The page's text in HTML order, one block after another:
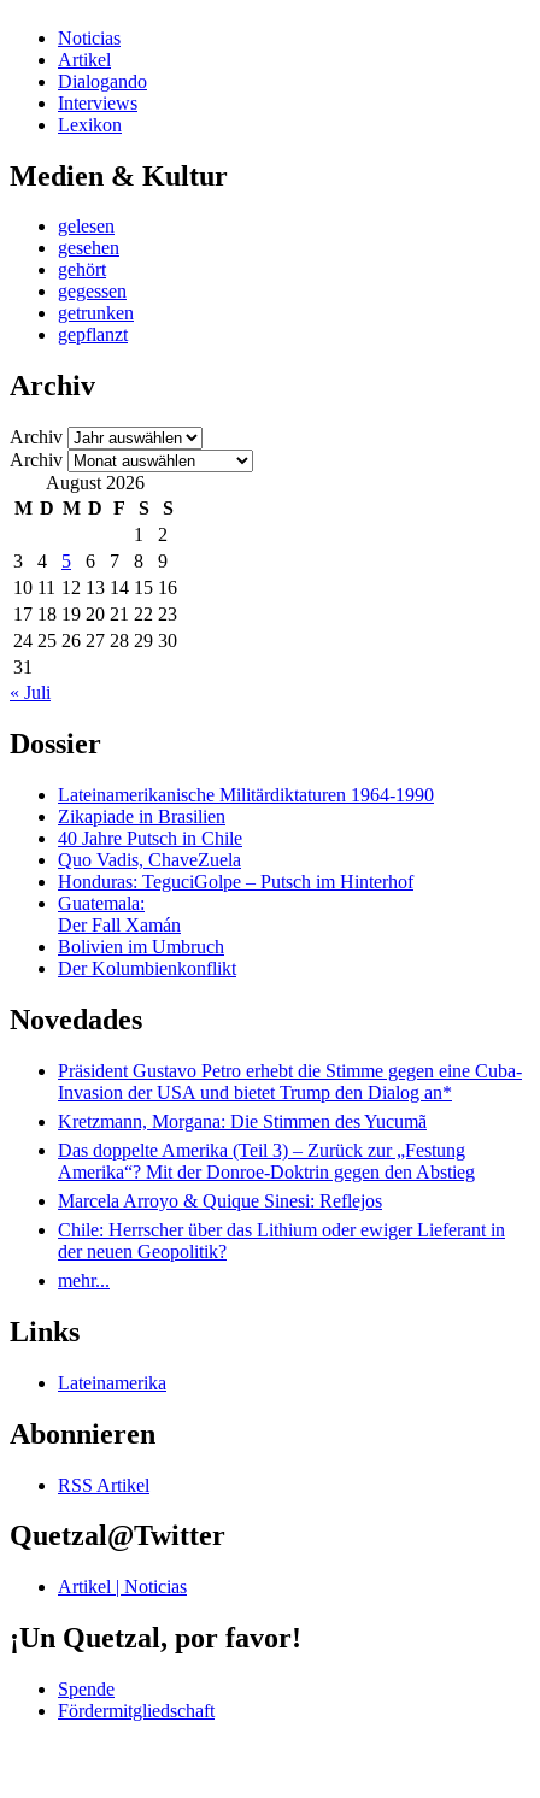
Noticias
Artikel
Dialogando
Interviews
Lexikon
Medien & Kultur
gelesen
gesehen
gehört
gegessen
getrunken
gepflanzt
Archiv
Archiv
Archiv
August 2026
M D M D F S
S
1
2
3
4 5 6 7 8
9
10 11 12 13 14 15 16
17 18 19 20 21 22 23
24 25 26 27 28 29 30
31
« Juli
Dossier
Lateinamerikanische Militärdiktaturen 1964-1990
Zikapiade in Brasilien
40 Jahre Putsch in Chile
Quo Vadis, ChaveZuela
Honduras: TeguciGolpe – Putsch im Hinterhof
Guatemala:
Der Fall Xamán
Bolivien im Umbruch
Der Kolumbienkonflikt
Novedades
Präsident Gustavo Petro erhebt die Stimme gegen eine Cuba-
Invasion der USA und bietet Trump den Dialog an*
Kretzmann, Morgana: Die Stimmen des Yucumã
Das doppelte Amerika (Teil 3) – Zurück zur „Festung
Amerika“? Mit der Donroe-Doktrin gegen den Abstieg
Marcela Arroyo & Quique Sinesi: Reflejos
Chile: Herrscher über das Lithium oder ewiger Lieferant in
der neuen Geopolitik?
mehr...
Links
Lateinamerika
Abonnieren
RSS Artikel
Quetzal@Twitter
Artikel | Noticias
¡Un Quetzal, por favor!
Spende
Fördermitgliedschaft